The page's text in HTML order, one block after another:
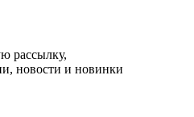
рассылку,
новости и новинки